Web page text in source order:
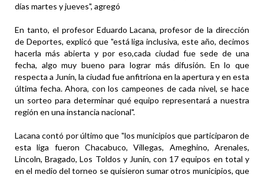
días martes y jueves", agregó
En tanto, el profesor Eduardo Lacana, profesor de la dirección
de Deportes, explicó que "está liga inclusiva, este año, decimos
hacerla más abierta y por eso,cada ciudad fue sede de una
fecha, algo muy bueno para lograr más difusión. En lo que
respecta a Junín, la ciudad fue anfitriona en la apertura y en esta
última fecha. Ahora, con los campeones de cada nivel, se hace
un sorteo para determinar qué equipo representará a nuestra
región en una instancia nacional".
Lacana contó por último que "los municipios que participaron de
esta liga fueron Chacabuco, Villegas, Ameghino, Arenales,
Lincoln, Bragado, Los Toldos y Junín, con 17 equipos en total y
en el medio del torneo se quisieron sumar otros municipios, que